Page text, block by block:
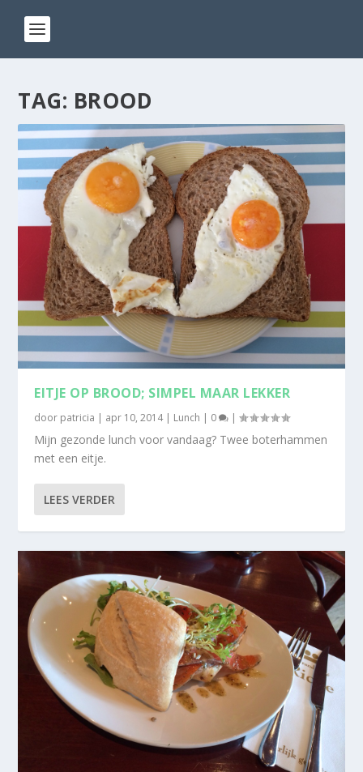
TAG: BROOD
EITJE OP BROOD; SIMPEL MAAR LEKKER
door patricia | apr 10, 2014| Lunch | 0 |
Mijn gezonde lunch voor vandaag? Twee boterhammen
met een eitje.
LEES VERDER